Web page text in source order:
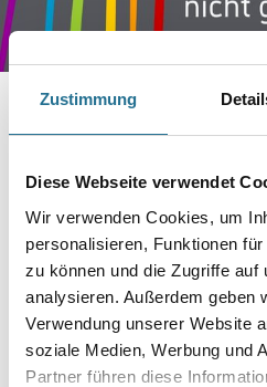
Zustimmung
Diese Webseite verwendet
Wir verwenden Cookies, um
personalisieren, Funktionen
zu können und die Zugriffe auf
analysieren. Außerdem geben
Verwendung unserer Website
soziale Medien, Werbung und
Partner führen diese
IST
Keine Sorge, wir pinseln
werden das Problem so
Erkunden Sie in der
und lassen Sie
ZURÜCK ZUM